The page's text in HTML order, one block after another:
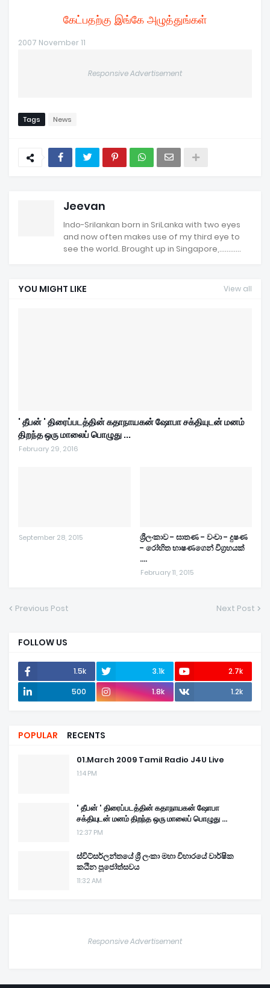
கேட்பதற்கு இங்கே அழுத்துங்கள்
2007 November 11
Responsive Advertisement
Tags News
Jeevan
Indo-Srilankan born in SriLanka with two eyes
and now often makes use of my third eye to
see the world. Brought up in Singapore,............
YOU MIGHT LIKE View all
' தீபன் ' திரைப்படத்தின் கதாநாயகன் ஷோபா சக்தியுடன் மனம்
திறந்த ஒரு மாலைப் பொழுது ...
February 29, 2016
September 28, 2015
ශ්‍රීලංකාව - ඝාතණ - වංචා - දුෂණ
- රෝහිත භාෂණගෙන් විග්‍රහයක්
....
February 11, 2015
Previous Post Next Post
FOLLOW US
1.5k 3.1k
2.7k
500
1.8k 1.2k
POPULAR RECENTS
01.March 2009 Tamil Radio J4U Live
1:14 PM
' தீபன் ' திரைப்படத்தின் கதாநாயகன் ஷோபா
சக்தியுடன் மனம் திறந்த ஒரு மாலைப் பொழுது ...
12:37 PM
ස්විට්සර්ලන්තයේ ශ්‍රී ලංකා මහා විහාරයේ වාර්ෂික
කඨින පූජෝත්සවය
11:32 AM
Responsive Advertisement